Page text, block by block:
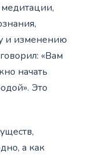
и изменению
«Вам
начать
Это
а как